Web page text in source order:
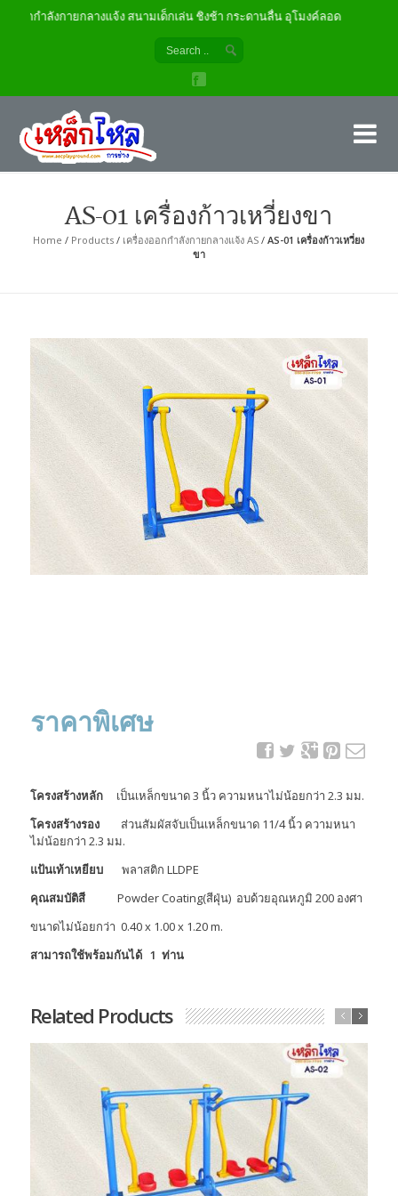
อกกำลังกายกลางแจ้ง สนามเด็กเล่น ชิงช้า กระดานลื่น อุโมงค์ลอด
AS-01 เครื่องก้าวเหวี่ยงขา
Home / Products / เครื่องออกกำลังกายกลางแจ้ง AS /AS-01 เครื่องก้าวเหวี่ยง
ขา
ราคาพิเศษ
โครงสร้างหลัก เป็นเหล็กขนาด 3 นิ้ว ความหนาไม่น้อยกว่า 2.3 มม.
โครงสร้างรองส่วนสัมผัสจับเป็นเหล็กขนาด 11/4 นิ้ว ความหนา
ไม่น้อยกว่า 2.3 มม.
แป้นเท้าเหยียบพลาสติก LLDPE
คุณสมบัติสี Powder Coating(สีฝุ่น) อบด้วยอุณหภูมิ 200 องศา
ขนาดไม่น้อยกว่า 0.40 x 1.00 x 1.20 m.
สามารถใช้พร้อมกันได้ 1 ท่าน
Related Products